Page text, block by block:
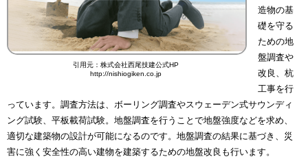
引用元：株式会社西尾技建公式HP
http://nishiogiken.co.jp
造物の基
礎を守る
ための地
盤調査や
改良、杭
工事を行
っています。調査方法は、ボーリング調査やスウェーデン式サウンディ
ング試験、平板載荷試験。地盤調査を行うことで地盤強度などを求め、
適切な建築物の設計が可能になるのです。地盤調査の結果に基づき、災
害に強く安全性の高い建物を建築するための地盤改良も行います。